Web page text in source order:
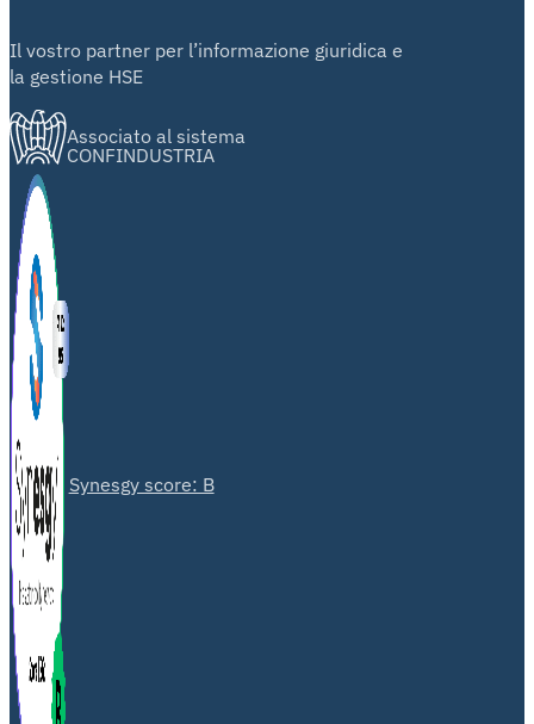
Il vostro partner per l’informazione giuridica e
la gestione HSE
Associato al sistema
CONFINDUSTRIA
Synesgy score: B